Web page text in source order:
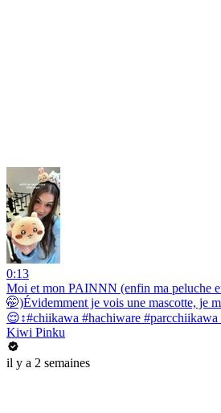
0:13
Moi et mon PAINNN (enfin ma peluche
🤭)Évidemment je vois une mascotte, je
😌↕️#chiikawa #hachiware #parcchiikawa
Kiwi Pinku
il y a 2 semaines